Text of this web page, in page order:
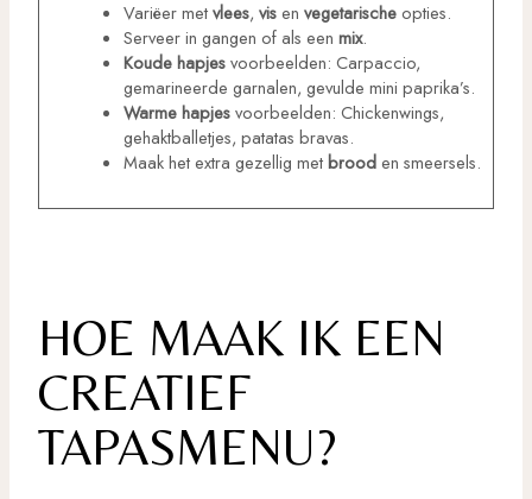
Variëer metvlees, visen vegetarischeopties.
Serveer in gangen of als een mix.
Koude hapjesvoorbeelden: Carpaccio,
gemarineerde garnalen, gevulde mini paprika’s.
Warme hapjesvoorbeelden: Chickenwings,
gehaktballetjes, patatas bravas.
Maak het extra gezellig metbrooden smeersels.
HOE MAAK IK EEN
CREATIEF
TAPASMENU?